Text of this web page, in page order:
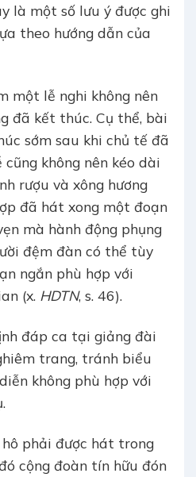
là một số lưu ý được ghi
theo hướng dẫn của
một lễ nghi không nên
đã kết thúc. Cụ thể, bài
sớm sau khi chủ tế đã
không nên kéo dài
rượu và xông hương
đã hát xong một đoạn
mà hành động phụng
đệm đàn có thể tùy
ngắn phù hợp với
(x. HDTN, s. 46).
đáp ca tại giảng đài
trang, tránh biểu
không phù hợp với
phải được hát trong
cộng đoàn tín hữu đón